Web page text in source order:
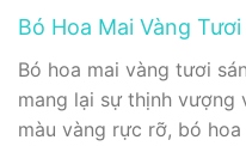
Bó Hoa Mai Vàng Tươi
Bó hoa mai vàng tươi
mang lại sự thịnh vượng
màu vàng rực rỡ, bó